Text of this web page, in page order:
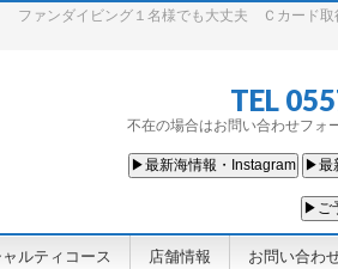
ファンダイビング１名様でも大丈夫 Ｃカード取
TEL
不在の場合はお問い合わせフォ
▶最新海情報・Instagram ▶最
▶ご
ルティコース 店舗情報 お問い合わ